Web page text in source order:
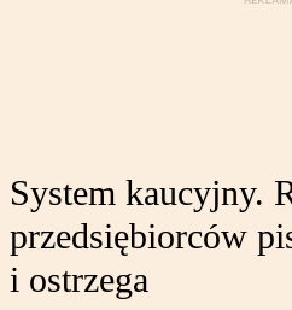
System kaucyjny.
przedsiębiorców
i ostrzega